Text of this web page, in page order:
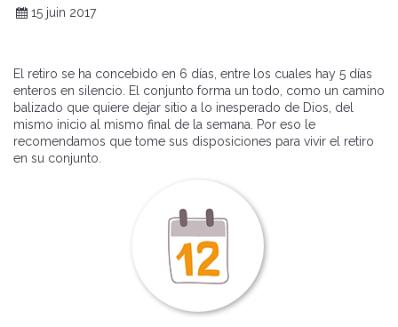
15 juin 2017
El retiro se ha concebido en 6 días, entre los cuales hay 5 días
enteros en silencio. El conjunto forma un todo, como un camino
balizado que quiere dejar sitio a lo inesperado de Dios, del
mismo inicio al mismo final de la semana. Por eso le
recomendamos que tome sus disposiciones para vivir el retiro
en su conjunto.